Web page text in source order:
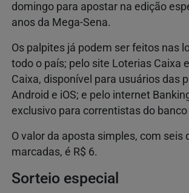
domingo para apostar na edição
anos da Mega-Sena.
Os palpites já podem ser feitos nas
todo o país; pelo site Loterias Caixa
Caixa, disponível para usuários das
Android e iOS; e pelo internet
exclusivo para correntistas do banco
O valor da aposta simples, com seis
marcadas, é R$ 6.
Sorteio especial